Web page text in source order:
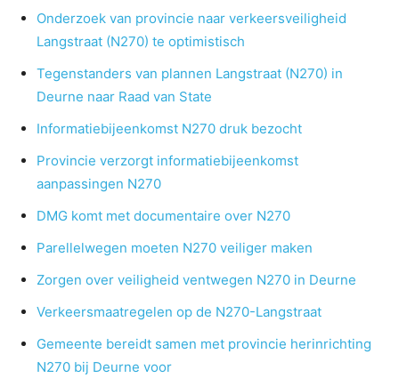
Onderzoek van provincie naar verkeersveiligheid
Langstraat (N270) te optimistisch
Tegenstanders van plannen Langstraat (N270) in
Deurne naar Raad van State
Informatiebijeenkomst N270 druk bezocht
Provincie verzorgt informatiebijeenkomst
aanpassingen N270
DMG komt met documentaire over N270
Parellelwegen moeten N270 veiliger maken
Zorgen over veiligheid ventwegen N270 in Deurne
Verkeersmaatregelen op de N270-Langstraat
Gemeente bereidt samen met provincie herinrichting
N270 bij Deurne voor